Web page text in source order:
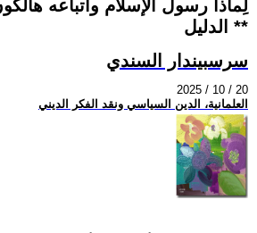
الدليل **
سرسبيندار السندي
2025 / 10 / 20
العلمانية، الدين السياسي ونقد الفكر الديني